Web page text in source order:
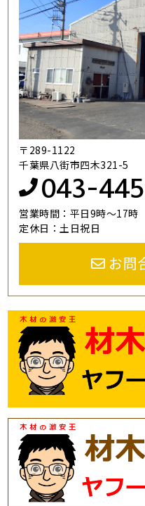
〒289-1122
千葉県八街市四木321-5
043-
営業時間：平日9時～17時
定休日：土日祝日
お問